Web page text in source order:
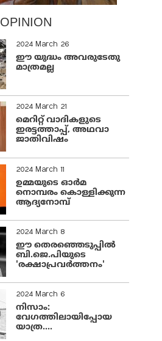
OPINION
2024 March 26
ഈ യുദ്ധം അവരുടേതു
മാത്രമല്ല
2024 March 21
മെറിറ്റ് വാദികളുടെ
ഇരട്ടത്താപ്പ്, അഥവാ
ജാതിവിഷം
2024 March 11
ഉമ്മയുടെ ഓർമ
നൊമ്പരം കൊള്ളിക്കുന്ന
ആദ്യനോമ്പ്
2024 March 8
ഈ തെരഞ്ഞെടുപ്പില്‍
ബി.ജെ.പിയുടെ
'രക്ഷാപ്രവര്‍ത്തനം'
2024 March 6
നിസാം:
വേഗത്തിലായിപ്പോയ
യാത്ര....